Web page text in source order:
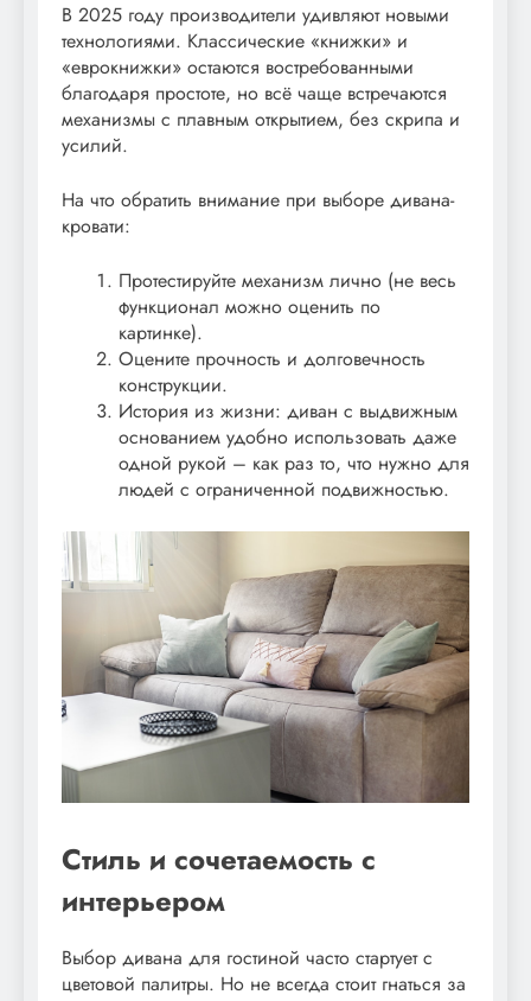
В 2025 году производители удивляют новыми
технологиями. Классические «книжки» и
«еврокнижки» остаются востребованными
благодаря простоте, но всё чаще встречаются
механизмы с плавным открытием, без скрипа и
усилий.
На что обратить внимание при выборе дивана-
кровати:
Протестируйте механизм лично (не весь
функционал можно оценить по
картинке).
Оцените прочность и долговечность
конструкции.
История из жизни: диван с выдвижным
основанием удобно использовать даже
одной рукой – как раз то, что нужно для
людей с ограниченной подвижностью.
Стиль и сочетаемость с
интерьером
Выбор дивана для гостиной часто стартует с
цветовой палитры. Но не всегда стоит гнаться за